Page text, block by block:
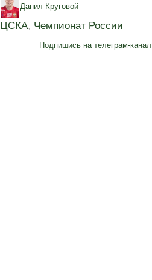
Данил Круговой
ЦСКА, Чемпионат России
Подпишись на телеграм-